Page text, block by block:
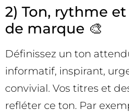
2) Ton, rythme
de marque 🎨
Définissez un ton
informatif, inspirant,
convivial. Vos titres et
refléter ce ton. Par